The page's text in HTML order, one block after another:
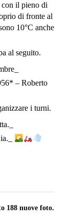
il pieno di
di fronte al
10°C anche
al seguito.
– Roberto
i turni.
188 nuove foto.